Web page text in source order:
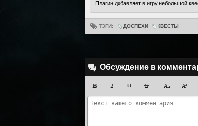
Плагин добавляет в игру небольшой
ТЭГИ: ДОСПЕХИ КВЕСТЫ
Обсуждение в